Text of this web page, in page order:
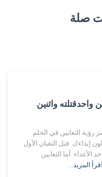
صلة
واثنين
رؤية الثعابين في الحلم
إيذاءك. قتل الثعبان الأول
أما الثعابين
اقرأ المزيد…